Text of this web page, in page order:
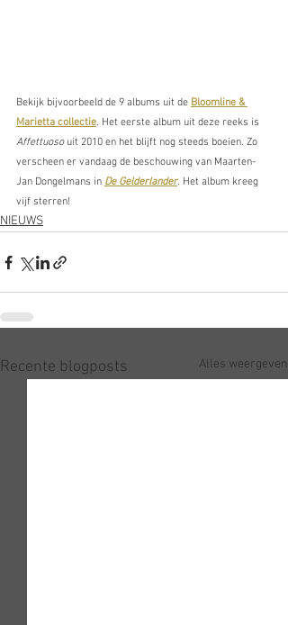
Bekijk bijvoorbeeld de 9 albums uit de Bloomline &
Marietta collectie. Het eerste album uit deze reeks is
Affettuoso uit 2010 en het blijft nog steeds boeien. Zo
verscheen er vandaag de beschouwing van Maarten-
Jan Dongelmans in De Gelderlander. Het album kreeg
vijf sterren!
NIEUWS
Recente blogposts Alles weergeven